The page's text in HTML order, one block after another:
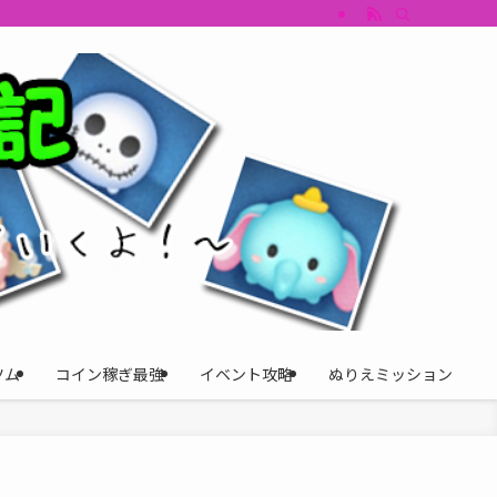
ム・キャラ評価も丁寧に解説。ツムツムイベント、ツムツム攻略、ツムツ
ム コイン稼ぎ最強 イベント攻略 ぬりえミッション